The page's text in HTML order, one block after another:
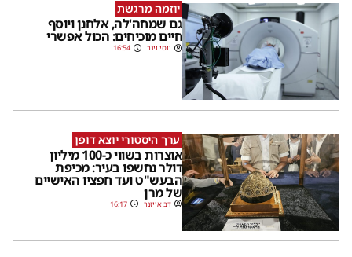
יוזמה מרגשת
גם שמחה'לה, אלחנן ויוסף
חיים מוכיחים: הכול אפשרי
יוסי וינר 16:54
ערך היסטורי יוצא דופן
אוצרות בשווי כ-100 מיליון
דולר נחשפו בעיר: מכיפת
הבעש"ט ועד חפציו האישיים
של מרן
דב אייזנר 16:17